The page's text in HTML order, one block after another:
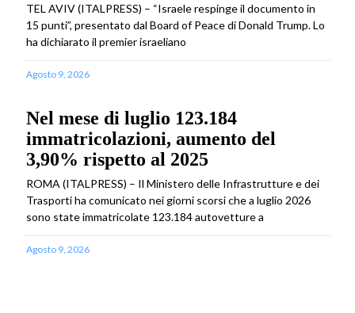
TEL AVIV (ITALPRESS) – “Israele respinge il documento in
15 punti”, presentato dal Board of Peace di Donald Trump. Lo
ha dichiarato il premier israeliano
Agosto 9, 2026
Nel mese di luglio 123.184
immatricolazioni, aumento del
3,90% rispetto al 2025
ROMA (ITALPRESS) – Il Ministero delle Infrastrutture e dei
Trasporti ha comunicato nei giorni scorsi che a luglio 2026
sono state immatricolate 123.184 autovetture a
Agosto 9, 2026